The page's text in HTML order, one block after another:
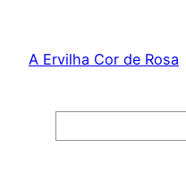
content
A Ervilha Cor de Rosa